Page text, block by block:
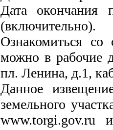
Дата окончания
(включительно).
Ознакомиться со
можно в рабочие
пл. Ленина, д.1,
Данное
земельного
www.torgi.gov.ru